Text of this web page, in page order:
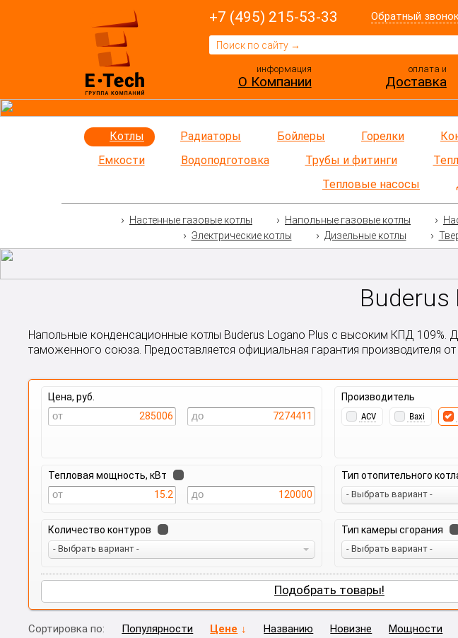
+7 (495) 215-53-33 Обратный
информация
О Компании
оплата и
Доставка
Котлы Радиаторы Бойлеры Горелки
Емкости
Водоподготовка Трубы и фитинги
Тепловые насосы
Настенные газовые котлы Напольные газовые котлы
Электрические котлы
Дизельные котлы
Buderus
Напольные конденсационные котлы Buderus Logano Plus с высоким КПД 109%.
таможенного союза. Предоставляется официальная гарантия производителя
Цена, руб.
285006
7274411
Производитель
ACV Baxi
Тепловая мощность, кВт
15.2
120000
Тип отопительного
- Выбрать вариант -
Количество контуров
- Выбрать вариант -
Тип камеры сгорания
- Выбрать вариант -
Подобрать товары!
Сортировка по: Популярности Цене Названию Новизне Мощности